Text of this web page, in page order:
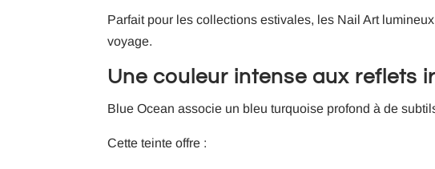
Parfait pour les collections estivales, les Nail Art
voyage.
Une couleur intense aux reflets
Blue Ocean associe un bleu turquoise profond à de
Cette teinte offre :